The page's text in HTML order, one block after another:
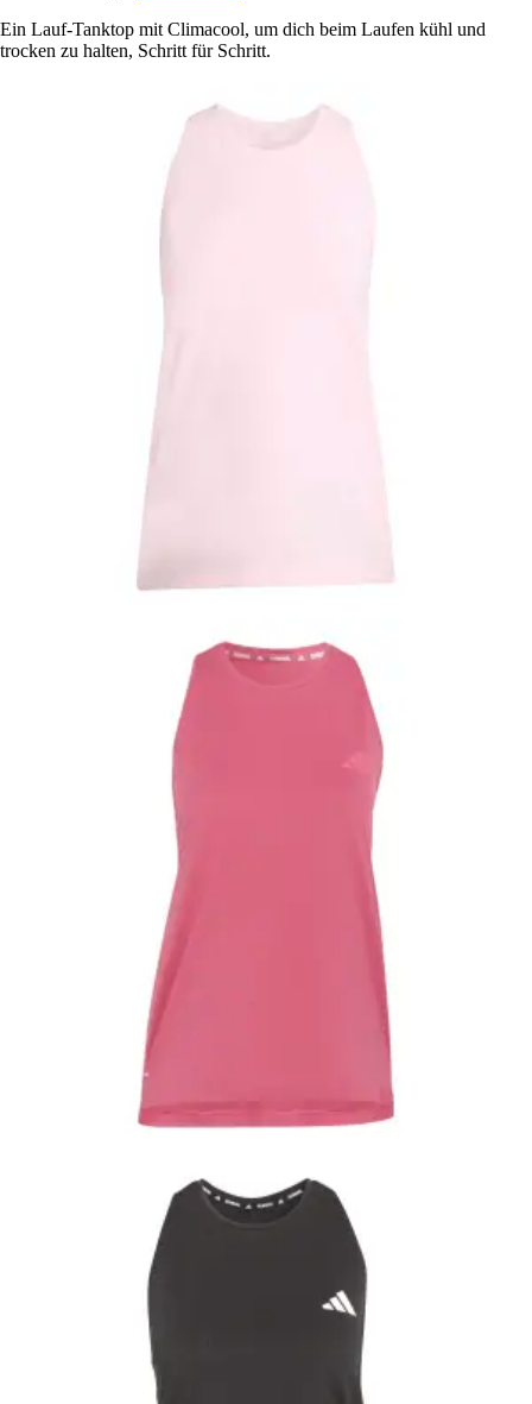
Ein Lauf-Tanktop mit Climacool, um dich beim Laufen kühl und
trocken zu halten, Schritt für Schritt.